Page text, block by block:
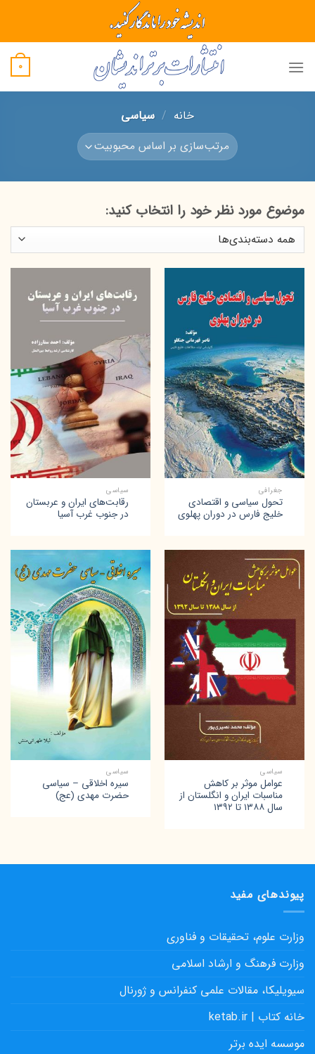
content
0
خانه / سیاسی
موضوع مورد نظر خود را انتخاب کنید:
جغرافی
تحول سیاسی و اقتصادی
خلیج فارس در دوران پهلوی
سیاسی
رقابت‌های ایران و عربستان
در جنوب غرب آسیا
سیاسی
عوامل موثر بر کاهش
مناسبات ایران و انگلستان از
سال ۱۳۸۸ تا ۱۳۹۲
سیاسی
سیره اخلاقی – سیاسی
حضرت مهدی (عج)
پیوندهای مفید
وزارت علوم، تحقیقات و فناوری
وزارت فرهنگ و ارشاد اسلامی
سیویلیکا، مقالات علمی کنفرانس و ژورنال
خانه کتاب | ketab.ir
موسسه ایده برتر